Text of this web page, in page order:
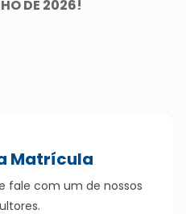
DE 2026!
Matrícula
fale com um de nossos